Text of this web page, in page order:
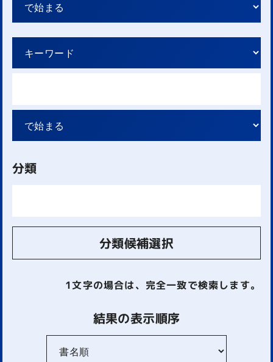
分類
分類候補選択
1文字の場合は、完全一致で検索します。
結果の表示順序